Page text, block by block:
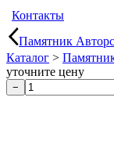
Контакты
Памятник
Каталог >
уточните цену